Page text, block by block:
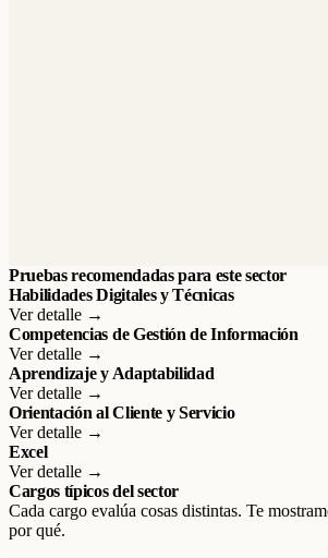
Pruebas recomendadas para este sector
Habilidades Digitales y Técnicas
Ver detalle →
Competencias de Gestión de Información
Ver detalle →
Aprendizaje y Adaptabilidad
Ver detalle →
Orientación al Cliente y Servicio
Ver detalle →
Excel
Ver detalle →
Cargos típicos del sector
Cada cargo evalúa cosas distintas. Te
por qué.